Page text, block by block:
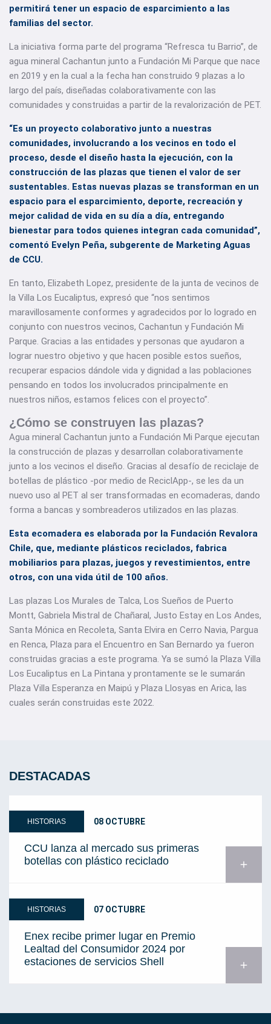
permitirá tener un espacio de esparcimiento a las
familias del sector.
La iniciativa forma parte del programa “Refresca tu Barrio”, de
agua mineral Cachantun junto a Fundación Mi Parque que nace
en 2019 y en la cual a la fecha han construido 9 plazas a lo
largo del país, diseñadas colaborativamente con las
comunidades y construidas a partir de la revalorización de PET.
“Es un proyecto colaborativo junto a nuestras
comunidades, involucrando a los vecinos en todo el
proceso, desde el diseño hasta la ejecución, con la
construcción de las plazas que tienen el valor de ser
sustentables. Estas nuevas plazas se transforman en un
espacio para el esparcimiento, deporte, recreación y
mejor calidad de vida en su día a día, entregando
bienestar para todos quienes integran cada comunidad”,
comentó Evelyn Peña, subgerente de Marketing Aguas
de CCU.
En tanto, Elizabeth Lopez, presidente de la junta de vecinos de
la Villa Los Eucaliptus, expresó que “nos sentimos
maravillosamente conformes y agradecidos por lo logrado en
conjunto con nuestros vecinos, Cachantun y Fundación Mi
Parque. Gracias a las entidades y personas que ayudaron a
lograr nuestro objetivo y que hacen posible estos sueños,
recuperar espacios dándole vida y dignidad a las poblaciones
pensando en todos los involucrados principalmente en
nuestros niños, estamos felices con el proyecto”.
¿Cómo se construyen las plazas?
Agua mineral Cachantun junto a Fundación Mi Parque ejecutan
la construcción de plazas y desarrollan colaborativamente
junto a los vecinos el diseño. Gracias al desafío de reciclaje de
botellas de plástico -por medio de ReciclApp-, se les da un
nuevo uso al PET al ser transformadas en ecomaderas, dando
forma a bancas y sombreaderos utilizados en las plazas.
Esta ecomadera es elaborada por la Fundación Revalora
Chile, que, mediante plásticos reciclados, fabrica
mobiliarios para plazas, juegos y revestimientos, entre
otros, con una vida útil de 100 años.
Las plazas Los Murales de Talca, Los Sueños de Puerto
Montt, Gabriela Mistral de Chañaral, Justo Estay en Los Andes,
Santa Mónica en Recoleta, Santa Elvira en Cerro Navia, Pargua
en Renca, Plaza para el Encuentro en San Bernardo ya fueron
construidas gracias a este programa. Ya se sumó la Plaza Villa
Los Eucaliptus en La Pintana y prontamente se le sumarán
Plaza Villa Esperanza en Maipú y Plaza Llosyas en Arica, las
cuales serán construidas este 2022.
DESTACADAS
HISTORIAS 08 OCTUBRE
CCU lanza al mercado sus primeras
botellas con plástico reciclado
add
HISTORIAS 07 OCTUBRE
Enex recibe primer lugar en Premio
Lealtad del Consumidor 2024 por
estaciones de servicios Shell
add